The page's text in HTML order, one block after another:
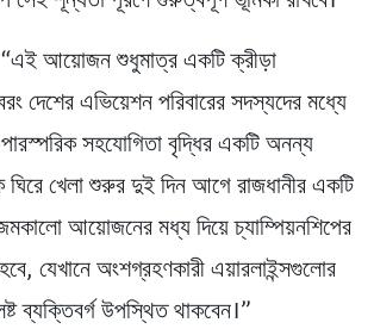
আয়োজন শুধুমাত্র একটি ক্রীড়া
দেশের এভিয়েশন পরিবারের সদস্যদের মধ্যে
সহযোগিতা বৃদ্ধির একটি অনন্য
ঘিরে খেলা শুরুর দুই দিন আগে রাজধানীর একটি
আয়োজনের মধ্য দিয়ে চ্যাম্পিয়নশিপের
যেখানে অংশগ্রহণকারী এয়ারলাইন্সগুলোর
ব্যক্তিবর্গ উপস্থিত থাকবেন।”